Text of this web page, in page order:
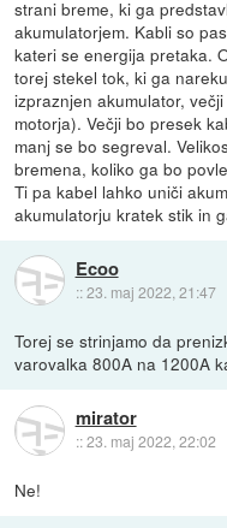
strani breme, ki ga
akumulatorjem. Kabli so
kateri se energija pretaka.
torej stekel tok, ki ga
izpraznjen akumulator,
motorja). Večji bo presek
manj se bo segreval.
bremena, koliko ga bo
Ti pa kabel lahko uniči
akumulatorju kratek stik in
Ecoo
::23. maj 2022, 21:47
Torej se strinjamo da
varovalka 800A na 1200A
mirator
::23. maj 2022, 22:02
Ne!